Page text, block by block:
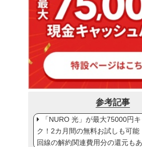
参考記事
「NURO 光」が最大75000円
ク！2カ月間の無料お試しも可能
回線の解約関連費用分の還元もあ